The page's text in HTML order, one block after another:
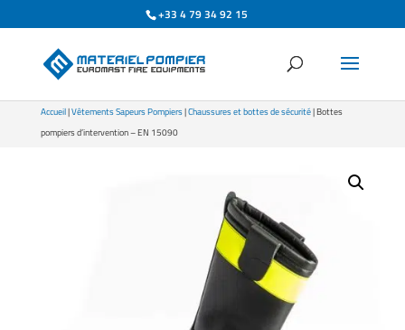
+33 4 79 34 92 15
Accueil|Vêtements Sapeurs Pompiers|Chaussures et bottes de sécurité| Bottes
pompiers d’intervention – EN 15090